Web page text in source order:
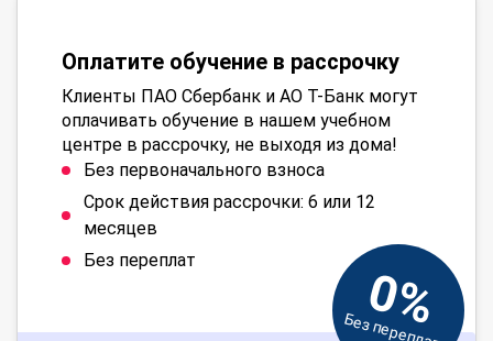
Оплатите обучение в рассрочку
Клиенты ПАО Сбербанк и АО Т-Банк могут
оплачивать обучение в нашем учебном
центре в рассрочку, не выходя из дома!
Без первоначального взноса
Срок действия рассрочки: 6 или 12
месяцев
Без переплат
0%
Без переплат